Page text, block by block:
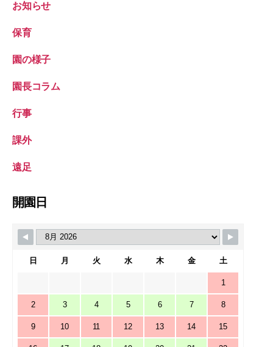
お知らせ
保育
園の様子
園長コラム
行事
課外
遠足
開園日
日 月 火 水 木 金 土
1
2 3 4 5 6 7 8
9 10 11 12 13 14 15